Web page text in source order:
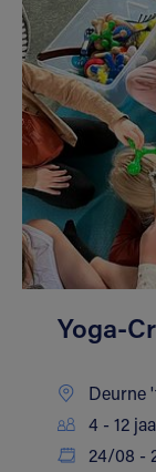
Yoga-
Deurne
4 - 12
24/08 -